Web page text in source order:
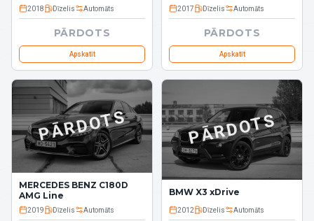
2018 Dīzelis Automāts
PĀRDOTS
Apskatīt
2017 Dīzelis Automāts
PĀRDOTS
Apskatīt
PĀRDOTS
MERCEDES BENZ C180D
AMG Line
2019 Dīzelis Automāts
PĀRDOTS
BMW X3 xDrive
2012 Dīzelis Automāts